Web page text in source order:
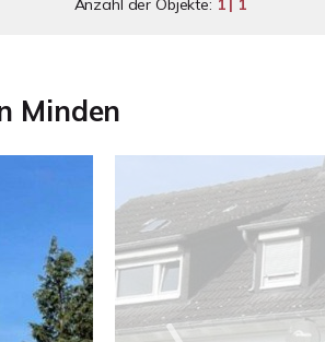
Anzahl der Objekte: 1 | 1
Minden